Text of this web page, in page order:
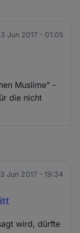
Jun 2017 - 01:05
Muslime" -
die nicht
Jun 2017 - 19:34
wird, dürfte